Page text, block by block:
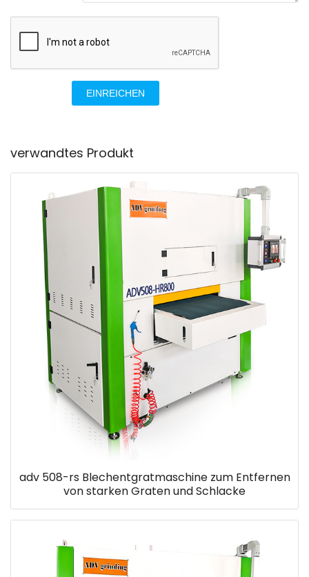
EINREICHEN
verwandtes Produkt
adv 508-rs Blechentgratmaschine zum Entfernen
von starken Graten und Schlacke